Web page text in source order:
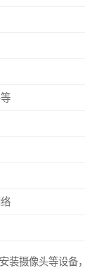
装摄像头等设备